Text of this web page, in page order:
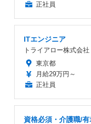
正社員
ITエンジニア
トライアロー株式会社
東京都
月給29万円～
正社員
資格必須・介護職/